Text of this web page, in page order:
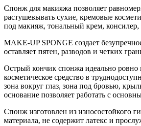
Спонж для макияжа позволяет
растушевывать сухие, кремовые
под макияж, тональный крем, консилер,
MAKE-UP SPONGE создает
оставляет пятен, разводов и четких
Острый кончик спонжа идеально ровно
косметическое средство в
зона вокруг глаз, зона под бровью,
основание позволяет работать с
Спонж изготовлен из износостойкого
материала, не содержит латекс и